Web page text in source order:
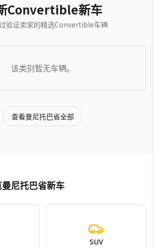
Convertible新车
验证卖家的精选Convertible车辆
该类别暂无车辆。
查看曼尼托巴省全部
尼托巴省新车
SUV